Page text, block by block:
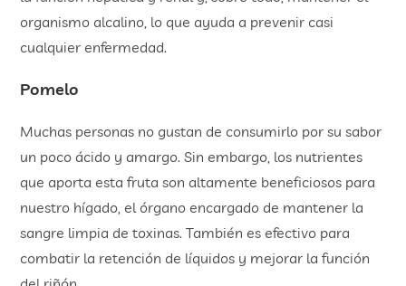
organismo alcalino, lo que ayuda a prevenir casi
cualquier enfermedad.
Pomelo
Muchas personas no gustan de consumirlo por su sabor
un poco ácido y amargo. Sin embargo, los nutrientes
que aporta esta fruta son altamente beneficiosos para
nuestro hígado, el órgano encargado de mantener la
sangre limpia de toxinas. También es efectivo para
combatir la retención de líquidos y mejorar la función